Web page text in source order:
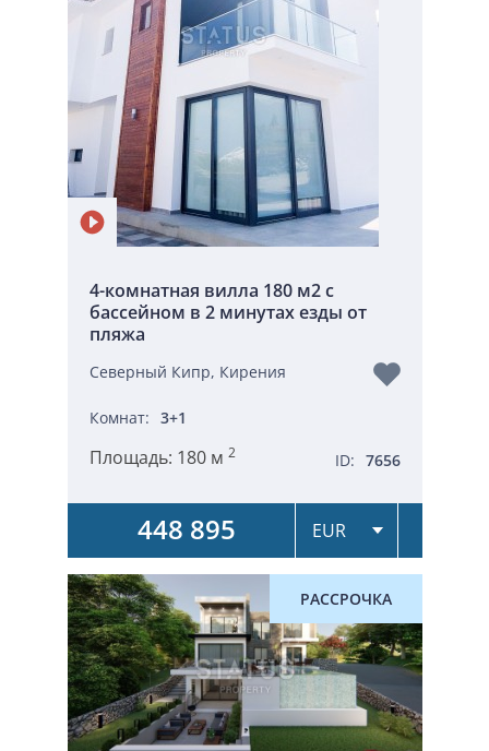
4-комнатная вилла 180 м2 с
бассейном в 2 минутах езды от
пляжа
Северный Кипр, Кирения
Комнат: 3+1
Площадь: 180 м 2 ID: 7656
448 895
РАССРОЧКА